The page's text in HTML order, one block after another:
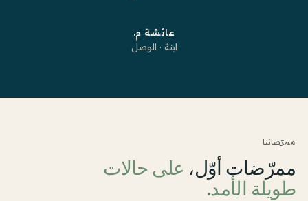
عائشة م.
ابنة · الوصل
ممرّضاتنا
ممرّضات أوّل، على حالات
طويلة الأمد.